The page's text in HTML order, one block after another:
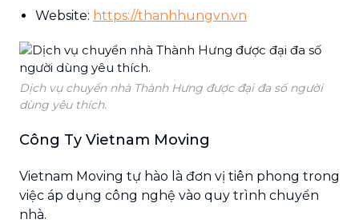
Website: https://thanhhungvn.vn
Dịch vụ chuyển nhà Thành Hưng được đại đa số người
dùng yêu thích.
Công Ty Vietnam Moving
Vietnam Moving tự hào là đơn vị tiên phong trong
việc áp dụng công nghệ vào quy trình chuyển
nhà.